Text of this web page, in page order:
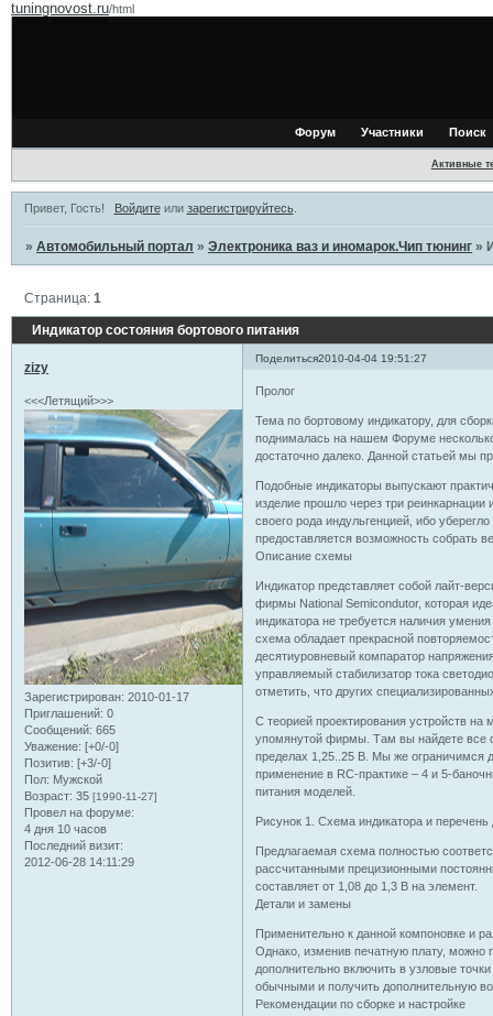
tuningnovost.ru/html
Форум Участники Поиск
Активные
Привет, Гость! Войдитеили зарегистрируйтесь.
»Автомобильный портал »Электроника ваз и иномарок.Чип тюнинг »
Индикатор состояния бортового питания
Страница:1
Поделиться2010-04-04 19:51:27
zizy
<<<Летящий>>>
Зарегистрирован: 2010-01-17
Приглашений: 0
Сообщений: 665
Уважение: [+0/-0]
Позитив: [+3/-0]
Пол: Мужской
Возраст: 35 [1990-11-27]
Провел на форуме:
4 дня 10 часов
Последний визит:
2012-06-28 14:11:29
Пролог
Тема по бортовому индикатору, для
поднималась на нашем Форуме
достаточно далеко. Данной статьей мы
Подобные индикаторы выпускают
изделие прошло через три
своего рода индульгенцией, ибо
предоставляется возможность собрать
Описание схемы
Индикатор представляет собой лайт-
фирмы National Semicondutor, которая
индикатора не требуется наличия
схема обладает прекрасной
десятиуровневый компаратор
управляемый стабилизатор тока
отметить, что других
С теорией проектирования устройств
упомянутой фирмы. Там вы найдете все
пределах 1,25..25 В. Мы же
применение в RC-практике – 4 и 5-
питания моделей.
Рисунок 1. Схема индикатора и перечень
Предлагаемая схема полностью
рассчитанными прецизионными
составляет от 1,08 до 1,3 В на элемент.
Детали и замены
Применительно к данной компоновке и
Однако, изменив печатную плату, можно
дополнительно включить в узловые
обычными и получить дополнительную
Рекомендации по сборке и настройке